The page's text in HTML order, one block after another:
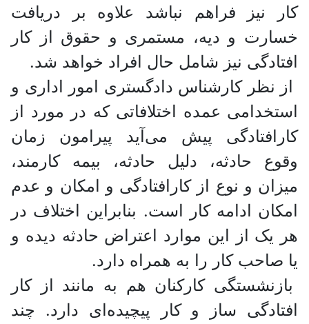
کار نیز فراهم نباشد علاوه بر دریافت
خسارت و دیه، مستمری و حقوق از کار
افتادگی نیز شامل حال افراد خواهد شد.
از نظر کارشناس دادگستری امور اداری و
استخدامی عمده اختلافاتی که در مورد از
کارافتادگی پیش می‌آید پیرامون زمان
وقوع حادثه، دلیل حادثه، بیمه کارمند،
میزان و نوع از کارافتادگی و امکان و عدم
امکان ادامه کار است. بنابراین اختلاف در
هر یک از این موارد اعتراض حادثه دیده و
یا صاحب کار را به همراه دارد.
بازنشستگی کارکنان هم به مانند از کار
افتادگی ساز و کار پیچیده‌ای دارد. چند